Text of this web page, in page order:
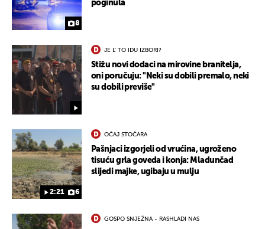
8
poginula
JE L' TO IDU IZBORI?
Stižu novi dodaci na mirovine branitelja,
oni poručuju: "Neki su dobili premalo, neki
su dobili previše"
2:21 6
OČAJ STOČARA
Pašnjaci izgorjeli od vrućina, ugroženo
tisuću grla goveda i konja: Mladunčad
slijedi majke, ugibaju u mulju
GOSPO SNJEŽNA - RASHLADI NAS